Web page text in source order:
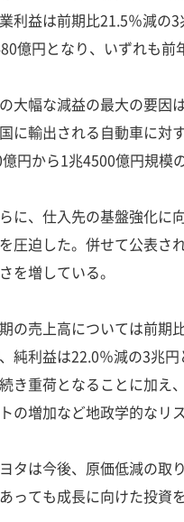
利益は前期比21.5％減の
億円となり、いずれも前
大幅な減益の最大の要因
に輸出される自動車に対
円から1兆4500億円規模
に、仕入先の基盤強化に
圧迫した。併せて公表さ
を増している。
の売上高については前期
純利益は22.0％減の3兆
き重荷となることに加え
の増加など地政学的なリ
タは今後、原価低減の取
っても成長に向けた投資